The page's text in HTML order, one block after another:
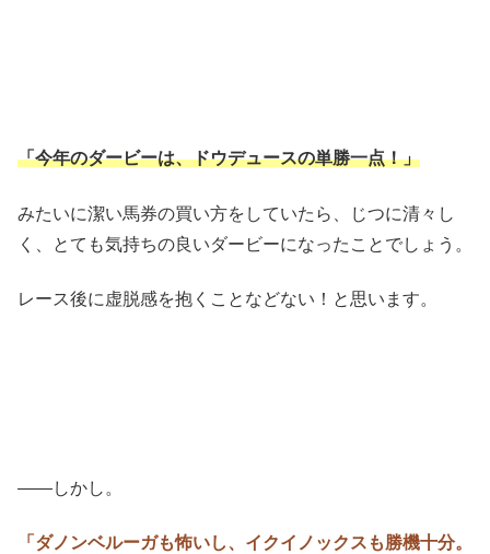
「今年のダービーは、ドウデュースの単勝一点！」
みたいに潔い馬券の買い方をしていたら、じつに清々し
く、とても気持ちの良いダービーになったことでしょう。
レース後に虚脱感を抱くことなどない！と思います。
――しかし。
「ダノンベルーガも怖いし、イクイノックスも勝機十分。